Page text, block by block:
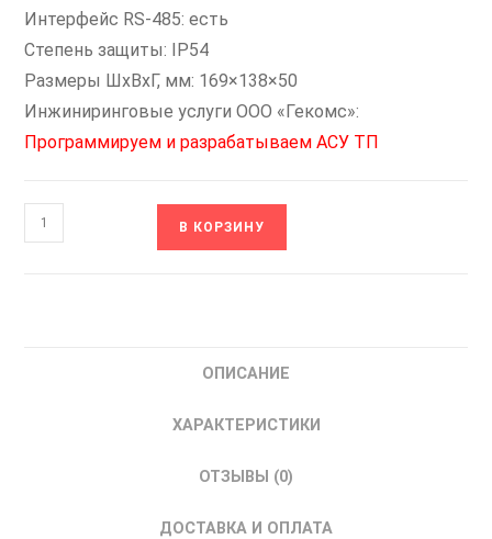
Интерфейс RS-485: есть
Степень защиты: IP54
Размеры ШxВxГ, мм: 169×138×50
Инжиниринговые услуги ООО «Гекомс»:
Программируем и разрабатываем АСУ ТП
Количество
товара
В КОРЗИНУ
ОПИСАНИЕ
ХАРАКТЕРИСТИКИ
ОТЗЫВЫ (0)
ДОСТАВКА И ОПЛАТА